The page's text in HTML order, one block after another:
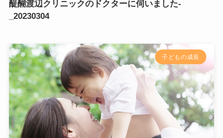
醍醐渡辺クリニックのドクターに伺いました-
_20230304
子どもの成長